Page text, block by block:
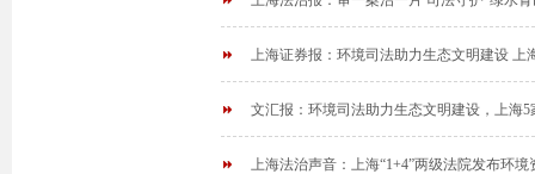
上海证券报：环境司法助力生态文明建设 上
文汇报：环境司法助力生态文明建设，上海
上海法治声音：上海“1+4”两级法院发布环境